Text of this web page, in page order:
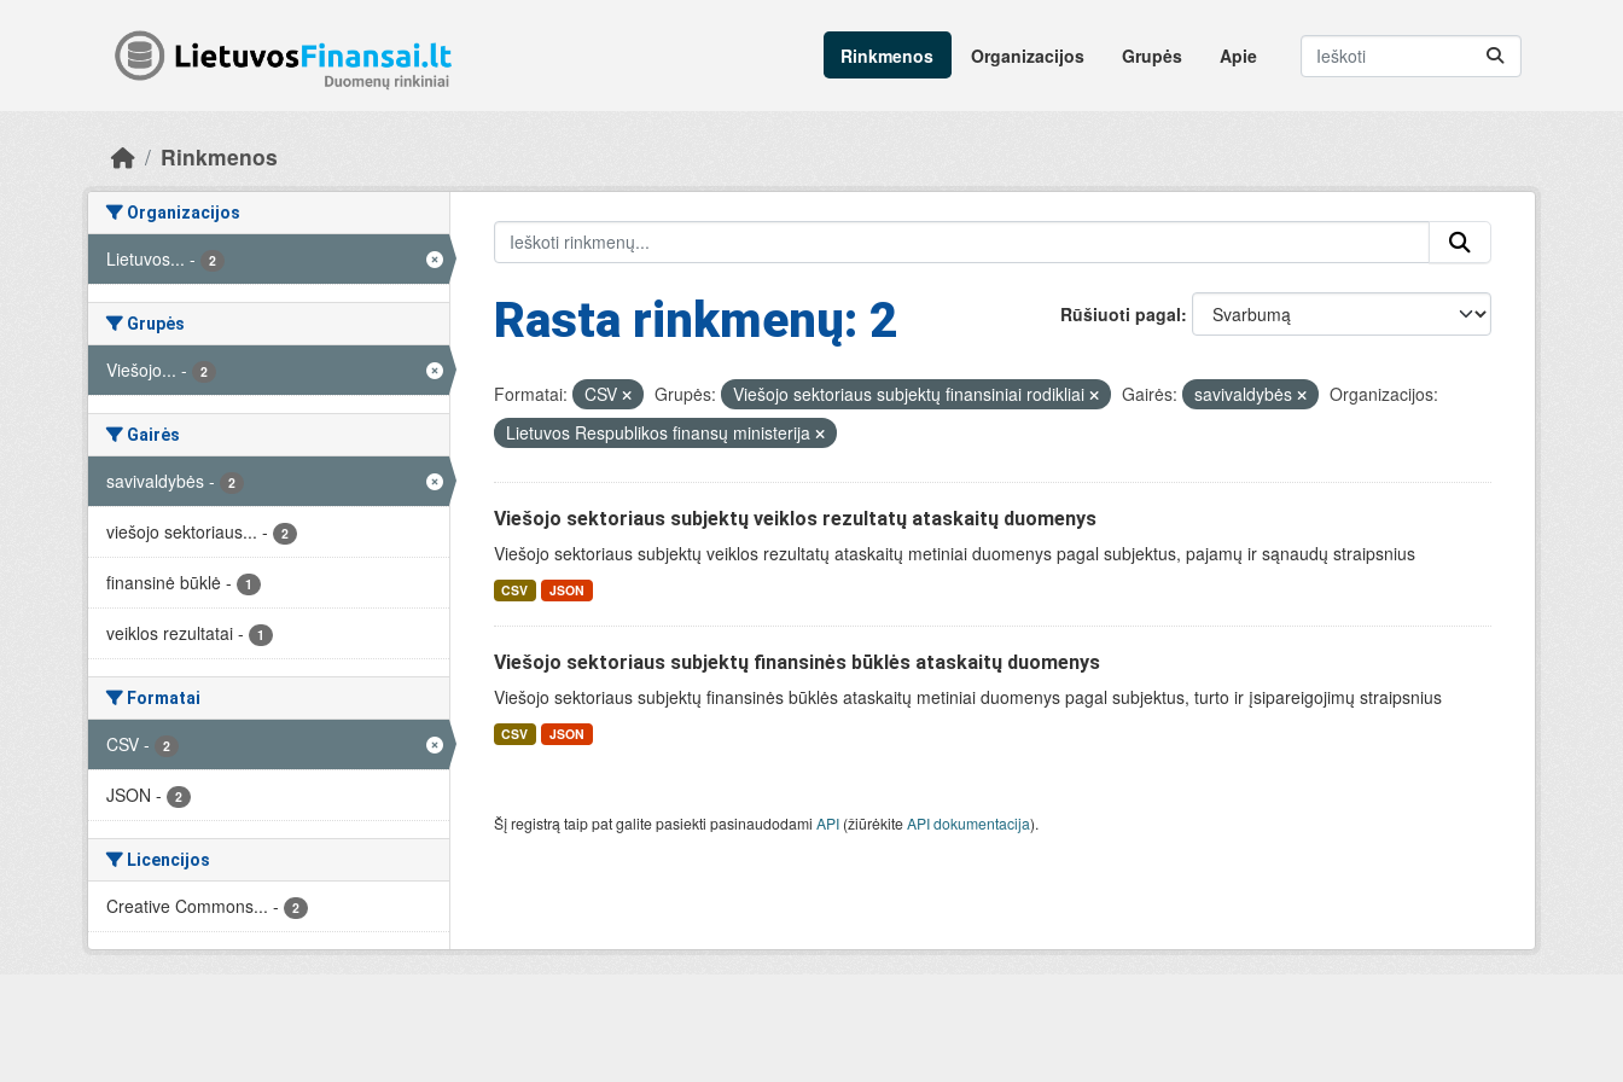
Rinkmenos
Organizacijos Grupės Apie
Rinkmenos
Organizacijos
Lietuvos... - 2
Grupės
Viešojo... - 2
Gairės
savivaldybės - 2
viešojo sektoriaus... - 2
finansinė būklė - 1
veiklos rezultatai - 1
Formatai
CSV - 2
JSON - 2
Licencijos
Creative Commons... - 2
Rūšiuoti pagal
Rasta rinkmenų: 2
Formatai: CSV Grupės: Viešojo sektoriaus subjektų finansiniai rodikliai Gairės: savivaldybės
Organizacijos:
Lietuvos Respublikos finansų ministerija
Viešojo sektoriaus subjektų veiklos rezultatų ataskaitų duomenys
Viešojo sektoriaus subjektų veiklos rezultatų ataskaitų metiniai duomenys pagal subjektus, pajamų ir sąnaudų straipsnius
CSV JSON
Viešojo sektoriaus subjektų finansinės būklės ataskaitų duomenys
Viešojo sektoriaus subjektų finansinės būklės ataskaitų metiniai duomenys pagal subjektus, turto ir įsipareigojimų straipsnius
CSV JSON
Šį registrą taip pat galite pasiekti pasinaudodami API(žiūrėkiteAPI dokumentacija).